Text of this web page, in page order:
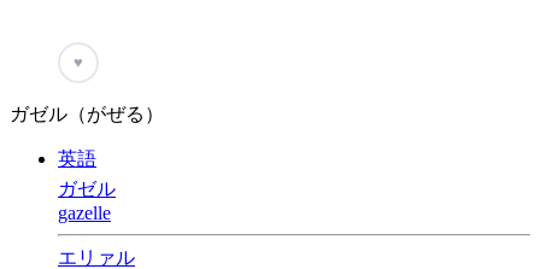
♥
ガゼル（がぜる）
英語
ガゼル
gazelle
エリァル